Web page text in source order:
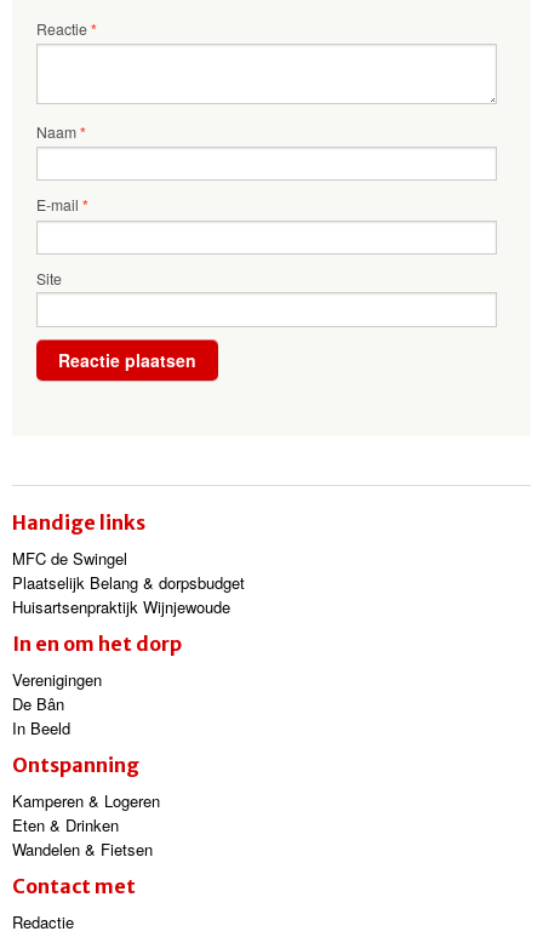
Reactie*
Naam*
E-mail *
Site
Handige links
MFC de Swingel
Plaatselijk Belang & dorpsbudget
Huisartsenpraktijk Wijnjewoude
In en om het dorp
Verenigingen
De Bân
In Beeld
Ontspanning
Kamperen & Logeren
Eten & Drinken
Wandelen & Fietsen
Contact met
Redactie